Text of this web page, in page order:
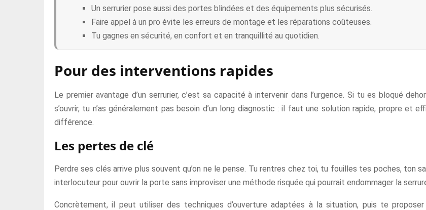
Un serrurier pose aussi des portes blindées et des équipements plus sécurisés.
Faire appel à un pro évite les erreurs de montage et les réparations coûteuses.
Tu gagnes en sécurité, en confort et en tranquillité au quotidien.
Pour des interventions rapides
Le premier avantage d’un serrurier, c’est sa capacité à intervenir dans l’urgence. Si tu es bloqué
s’ouvrir, tu n’as généralement pas besoin d’un long diagnostic : il faut une solution rapide, propre et
différence.
Les pertes de clé
Perdre ses clés arrive plus souvent qu’on ne le pense. Tu rentres chez toi, tu fouilles tes poches, ton
interlocuteur pour ouvrir la porte sans improviser une méthode risquée qui pourrait endommager la
Concrètement, il peut utiliser des techniques d’ouverture adaptées à la situation, puis te